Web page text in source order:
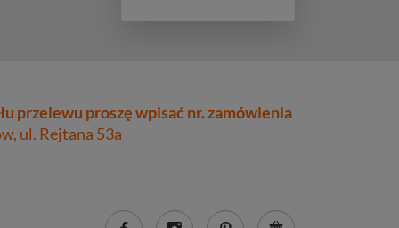
przelewu proszę wpisać nr. zamówienia
ul. Rejtana 53a